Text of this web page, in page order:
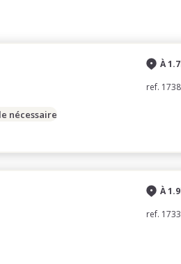
À
ref.
nécessaire
À
ref.